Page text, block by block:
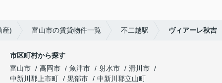
産) 富山市の賃貸物件一覧 不二越駅 ヴィアーレ秋吉
市区町村から探す
富山市
高岡市 魚津市 射水市
滑川市
中新川郡上市町
黒部市
中新川郡立山町